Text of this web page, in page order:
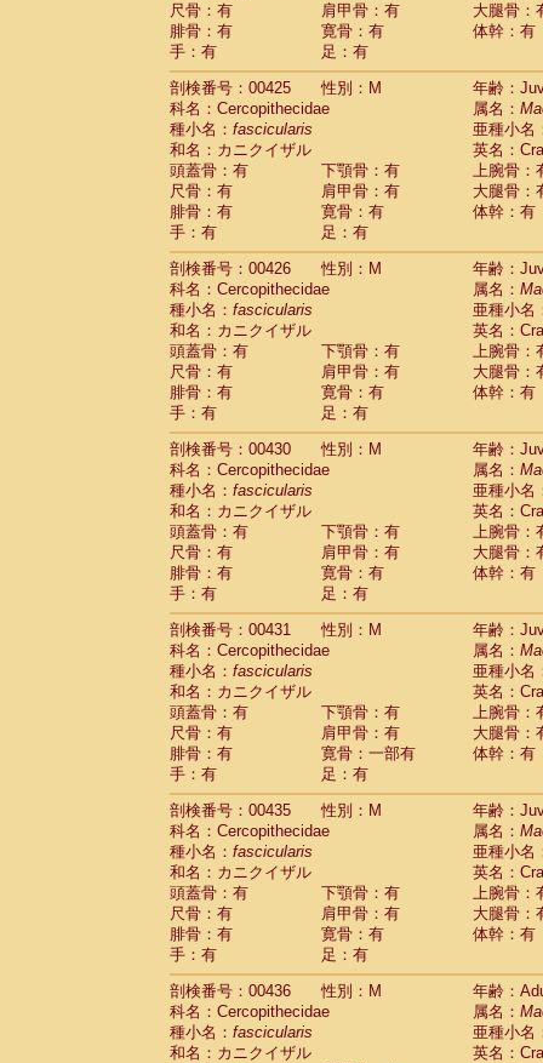
尺骨：有
肩甲骨：有
大腿骨：
腓骨：有
寛骨：有
体幹：有
手：有
足：有
剖検番号：00425
性別：M
年齢：
科名：Cercopithecidae
属名：
種小名： fascicularis
亜種小名
和名：カニクイザル
英名：
頭蓋骨：有
下顎骨：有
上腕骨：
尺骨：有
肩甲骨：有
大腿骨：
腓骨：有
寛骨：有
体幹：有
手：有
足：有
剖検番号：00426
性別：M
年齢：
科名：Cercopithecidae
属名：
種小名： fascicularis
亜種小名
和名：カニクイザル
英名：
頭蓋骨：有
下顎骨：有
上腕骨：
尺骨：有
肩甲骨：有
大腿骨：
腓骨：有
寛骨：有
体幹：有
手：有
足：有
剖検番号：00430
性別：M
年齢：
科名：Cercopithecidae
属名：
種小名： fascicularis
亜種小名
和名：カニクイザル
英名：
頭蓋骨：有
下顎骨：有
上腕骨：
尺骨：有
肩甲骨：有
大腿骨：
腓骨：有
寛骨：有
体幹：有
手：有
足：有
剖検番号：00431
性別：M
年齢：
科名：Cercopithecidae
属名：
種小名： fascicularis
亜種小名
和名：カニクイザル
英名：
頭蓋骨：有
下顎骨：有
上腕骨：
尺骨：有
肩甲骨：有
大腿骨：
腓骨：有
寛骨：一部有
体幹：有
手：有
足：有
剖検番号：00435
性別：M
年齢：
科名：Cercopithecidae
属名：
種小名： fascicularis
亜種小名
和名：カニクイザル
英名：
頭蓋骨：有
下顎骨：有
上腕骨：
尺骨：有
肩甲骨：有
大腿骨：
腓骨：有
寛骨：有
体幹：有
手：有
足：有
剖検番号：00436
性別：M
年齢：
科名：Cercopithecidae
属名：
種小名： fascicularis
亜種小名
和名：カニクイザル
英名：